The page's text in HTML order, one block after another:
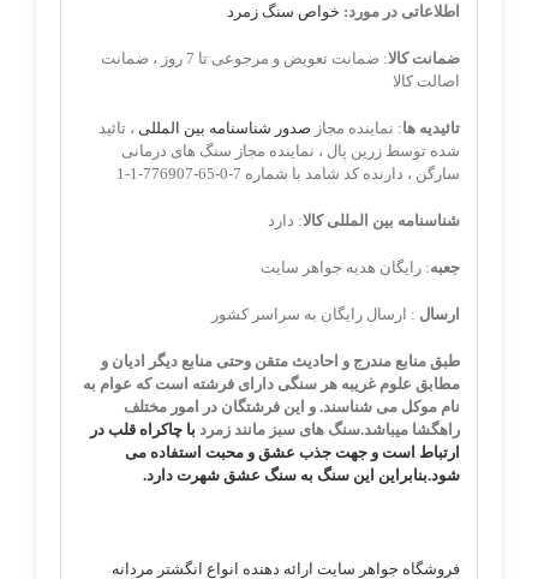
اطلاعاتی در مورد: خواص سنگ زمرد
ضمانت کالا
: ضمانت تعویض و مرجوعی تا 7 روز ، ضمانت
اصالت کالا
تائیدیه ها: نماینده مجاز صدور شناسنامه بین المللی ، تائید
شده توسط زرین پال ، نماینده مجاز سنگ های درمانی
سارگن ، دارنده کد شامد با شماره 7-0-65-776907-1-1
شناسنامه بین المللی کالا: دارد
جعبه: رایگان هدیه جواهر سایت
ارسال : ارسال رایگان به سراسر کشور
طبق منابع مندرج و احادیث متقن وحتی منابع دیگر ادیان و
مطابق علوم غریبه هر سنگی دارای فرشته است که عوام به
نام موکل می شناسند. و این فرشتگان در امور مختلف
راهگشا میباشد.سنگ های سبز مانند زمرد با چاکراه قلب در
ارتباط است و جهت جذب عشق و محبت استفاده می
شود.بنابراین این سنگ به سنگ عشق شهرت دارد.
فروشگاه جواهر سایت ارائه دهنده انواع انگشتر مردانه